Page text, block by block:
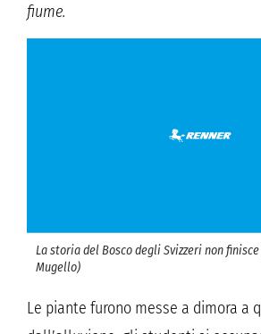
fiume.
La storia del Bosco degli Svizzeri non
Mugello)
Le piante furono messe a dimora a